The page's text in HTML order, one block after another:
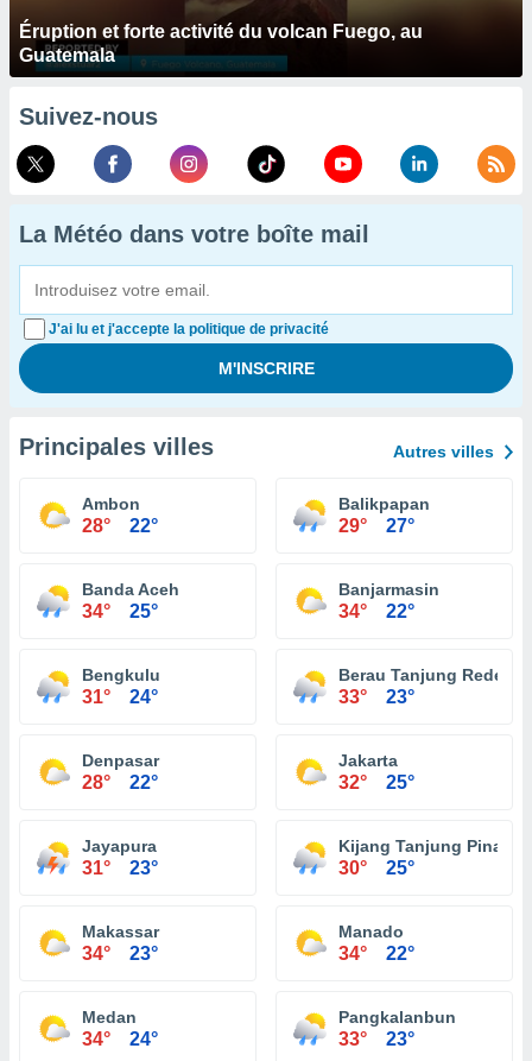
Éruption et forte activité du volcan Fuego, au
Guatemala
Suivez-nous
La Météo dans votre boîte mail
J'ai lu et j'accepte la politique de privacité
Principales villes Autres villes
Ambon
28° 22°
Balikpapan
29° 27°
Banda Aceh
34° 25°
Banjarmasin
34° 22°
Bengkulu
31° 24°
Berau Tanjung Redeb
33° 23°
Denpasar
28° 22°
Jakarta
32° 25°
Jayapura
31° 23°
Kijang Tanjung Pinang
30° 25°
Makassar
34° 23°
Manado
34° 22°
Medan
34° 24°
Pangkalanbun
33° 23°